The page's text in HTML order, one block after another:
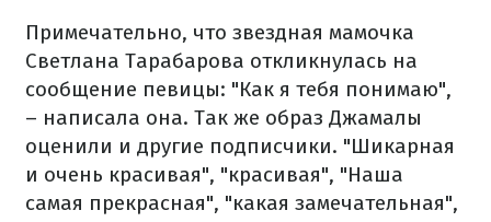
Примечательно, что звездная мамочка
Светлана Тарабарова откликнулась на
сообщение певицы: "Как я тебя понимаю",
– написала она. Так же образ Джамалы
оценили и другие подписчики. "Шикарная
и очень красивая", "красивая", "Наша
самая прекрасная", "какая замечательная",